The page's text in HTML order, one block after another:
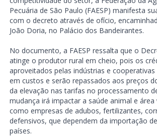
Pecuária de São Paulo (FAESP) manifesta
com o decreto através de ofício,
João Doria, no Palácio dos Bandeirantes.
No documento, a FAESP ressalta que o
atinge o produtor rural em cheio, pois os
aproveitados pelas indústrias e
em custos e serão repassados aos preços
da elevação nas tarifas no processamento
mudança irá impactar a saúde animal e área
como empresas de adubos, fertilizantes,
defensivos, que dependem da importação
países.